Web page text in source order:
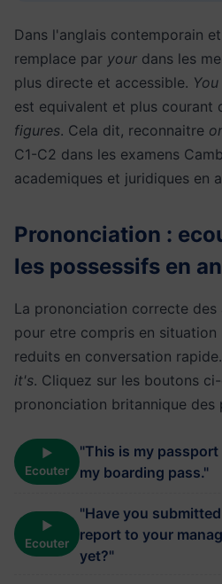
Dans l'anglais contemporain
remplace par your dans les
plus directe et accessible.
est equivalent et plus courant
figures. Cela dit, reconnaitre
C1-C2 dans les examens
academiques et juridiques en
Prononciation :
les possessifs en
La prononciation correcte
pour etre compris en situation
reduits en conversation rapide.
it's. Cliquez sur les boutons
prononciation britannique des
▶
Ecouter
"This is my passport
my boarding pass."
▶
Ecouter
"Have you
report to your
yet?"